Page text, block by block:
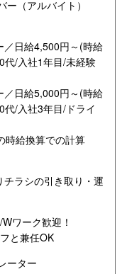
（アルバイト）
／日給4,500円～(時給
代/入社1年目/未経験
／日給5,000円～(時給
/入社3年目/ドライ
時給換算での計算
ラシの引き取り・運
ワーク歓迎！
と兼任OK
ーター